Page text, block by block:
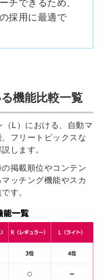
チできるため、
採用に最適で
機能比較一覧
（L）における、自動マ
フリートピックスな
します。
掲載順位やコンテン
ッチング機能やスカ
す。